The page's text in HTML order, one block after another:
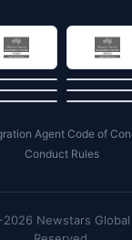
Agent Code of
Conduct Rules
Newstars Global